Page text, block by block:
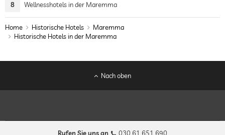
8 Wellnesshotels in der Maremma
Home Historische Hotels
Maremma
Historische Hotels in der Maremma
Nach oben
Rufen Sie uns an 030 61 651 690